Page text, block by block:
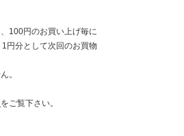
100円のお買い上げ毎に
円分として次回のお買物
。
をご覧下さい。